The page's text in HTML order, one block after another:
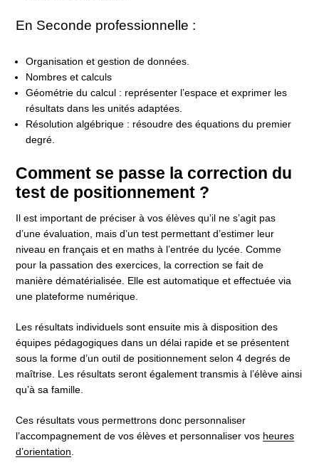
En Seconde professionnelle :
Organisation et gestion de données.
Nombres et calculs
Géométrie du calcul : représenter l’espace et exprimer les
résultats dans les unités adaptées.
Résolution algébrique : résoudre des équations du premier
degré.
Comment se passe la correction du
test de positionnement ?
Il est important de préciser à vos élèves qu’il ne s’agit pas
d’une évaluation, mais d’un test permettant d’estimer leur
niveau en français et en maths à l’entrée du lycée. Comme
pour la passation des exercices, la correction se fait de
manière dématérialisée. Elle est automatique et effectuée via
une plateforme numérique.
Les résultats individuels sont ensuite mis à disposition des
équipes pédagogiques dans un délai rapide et se présentent
sous la forme d’un outil de positionnement selon 4 degrés de
maîtrise. Les résultats seront également transmis à l’élève ainsi
qu’à sa famille.
Ces résultats vous permettrons donc personnaliser
l’accompagnement de vos élèves et personnaliser vos heures
d’orientation